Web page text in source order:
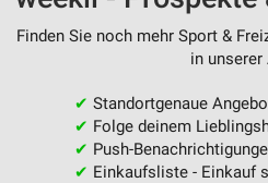
Finden Sie noch mehr Sport &
in unserer
✔ Standortgenaue
✔ Folge deinem
✔ Push-
✔ Einkaufsliste - Einkauf